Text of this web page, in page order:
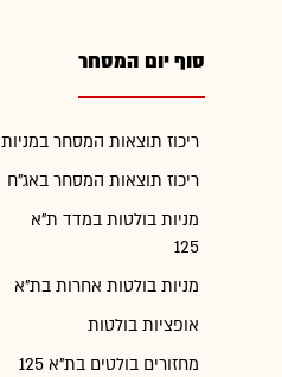
סוף יום המסחר
ריכוז תוצאות המסחר במניות
ריכוז תוצאות המסחר באג"ח
מניות בולטות במדד ת"א
125
מניות בולטות אחרות בת"א
אופציות בולטות
מחזורים בולטים בת"א 125